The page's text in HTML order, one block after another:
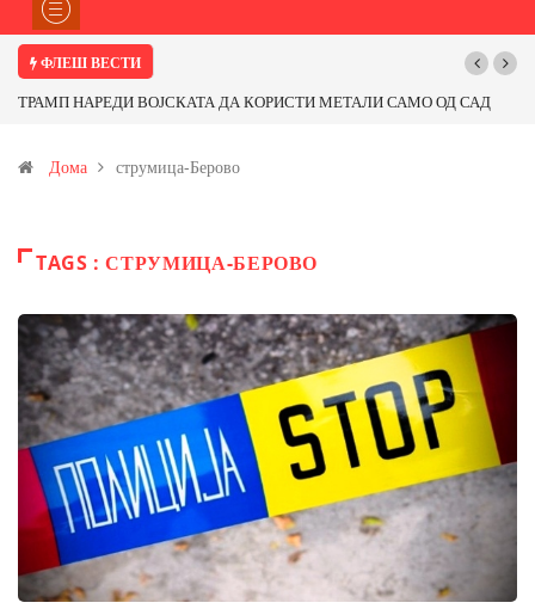
ФЛЕШ ВЕСТИ
НАРЕДИ ВОЈСКАТА ДА КОРИСТИ МЕТАЛИ САМО ОД САД
и со антимонот?
Почнува
Дома струмица-Берово
TAGS : СТРУМИЦА-БЕРОВО